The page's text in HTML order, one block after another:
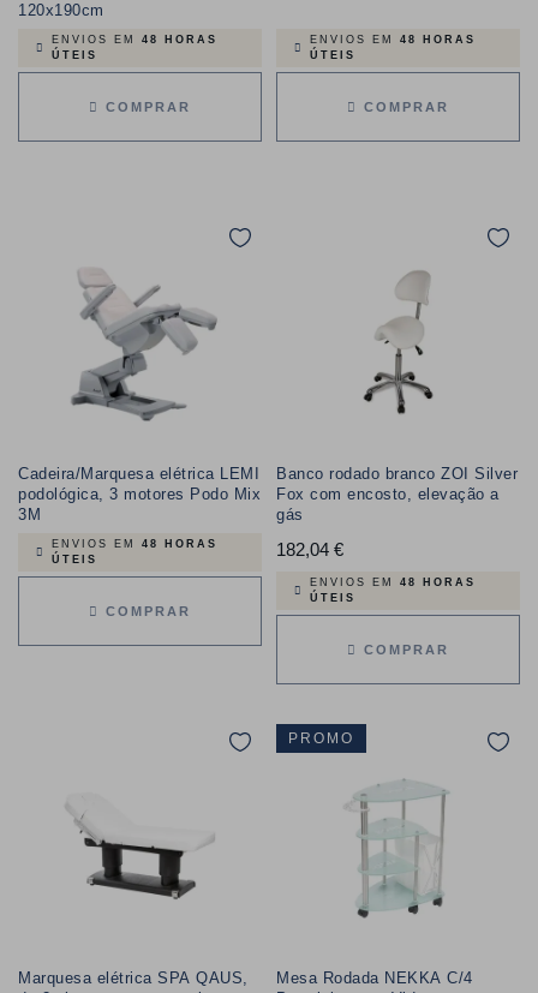
120x190cm
ENVIOS EM 48 HORAS
ÚTEIS
COMPRAR
ENVIOS EM 48 HORAS
ÚTEIS
COMPRAR
Cadeira/Marquesa elétrica LEMI
podológica, 3 motores Podo Mix
3M
ENVIOS EM 48 HORAS
ÚTEIS
COMPRAR
Banco rodado branco ZOI Silver
Fox com encosto, elevação a
gás
182,04 €Preço
ENVIOS EM 48 HORAS
ÚTEIS
COMPRAR
Marquesa elétrica SPA QAUS,
PROMO
Mesa Rodada NEKKA C/4